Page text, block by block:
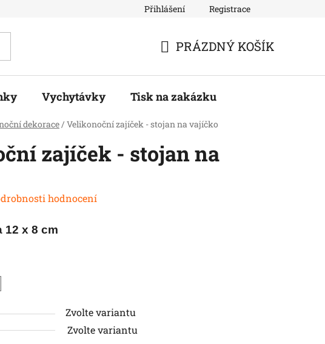
Přihlášení Registrace
KOŠÍK
PRÁZDNÝ KOŠÍK
Vychytávky Tisk na zakázku
dekorace / Velikonoční zajíček - stojan na vajíčko
zajíček - stojan na
hodnocení
12 x 8 cm
Zvolte variantu
Zvolte variantu